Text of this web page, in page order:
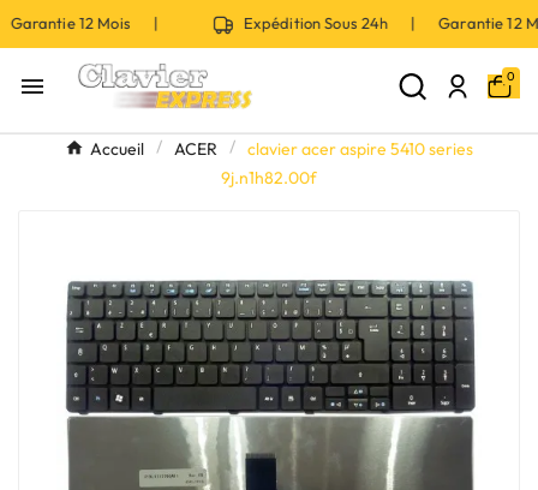
12 Mois | Expédition Sous 24h | Garantie 12
 0
Accueil ACER
clavier acer aspire 5410 series
9j.n1h82.00f